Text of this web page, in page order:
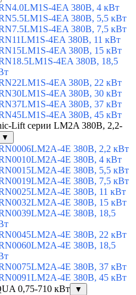
4EA 380В, 4 кВт
4EA 380В, 5,5 кВт
4EA 380В, 7,5 кВт
4EA 380В, 11 кВт
4EA 380В, 15 кВт
4EA 380В, 18,5
4EA 380В, 22 кВт
4EA 380В, 30 кВт
4EA 380В, 37 кВт
4EA 380В, 45 кВт
Lift серии LM2A 380В, 2,2-
▼
4E 380В, 2,2 кВт
4E 380В, 4 кВт
4E 380В, 5,5 кВт
4E 380В, 7,5 кВт
4E 380В, 11 кВт
4E 380В, 15 кВт
4E 380В, 18,5
4E 380В, 22 кВт
4E 380В, 18,5
4E 380В, 37 кВт
4E 380В, 45 кВт
0,75-710 кВт
▼